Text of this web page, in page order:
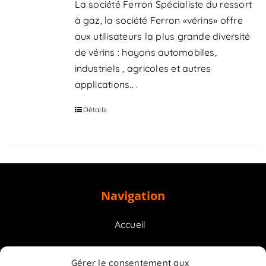
Gérer le consentement aux
La société Ferron Spécialiste du ressort
à gaz, la société Ferron «vérins» offre
aux utilisateurs la plus grande diversité
de vérins : hayons automobiles,
industriels , agricoles et autres
applications.. .
Détails
Navigation
Accueil